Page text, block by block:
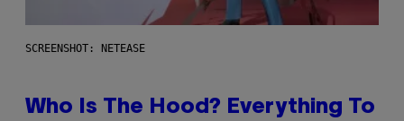
SCREENSHOT: NETEASE
Who Is The Hood? Everything To